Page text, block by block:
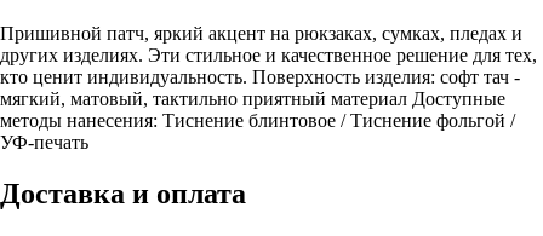
Пришивной патч, яркий акцент на рюкзаках, сумках, пледах и
других изделиях. Эти стильное и качественное решение для тех,
кто ценит индивидуальность. Поверхность изделия: софт тач -
мягкий, матовый, тактильно приятный материал Доступные
методы нанесения: Тиснение блинтовое / Тиснение фольгой /
УФ-печать
Доставка и оплата